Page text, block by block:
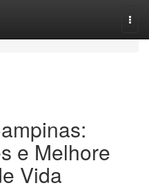
e Melhore
Vida